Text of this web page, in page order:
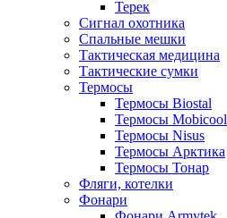
Терек
Сигнал охотника
Спальные мешки
Тактическая медицина
Тактические сумки
Термосы
Термосы Biostal
Термосы Mobicool
Термосы Nisus
Термосы Арктика
Термосы Тонар
Фляги, котелки
Фонари